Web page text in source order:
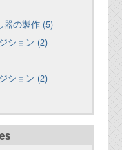
器の製作 (5)
ション (2)
ション (2)